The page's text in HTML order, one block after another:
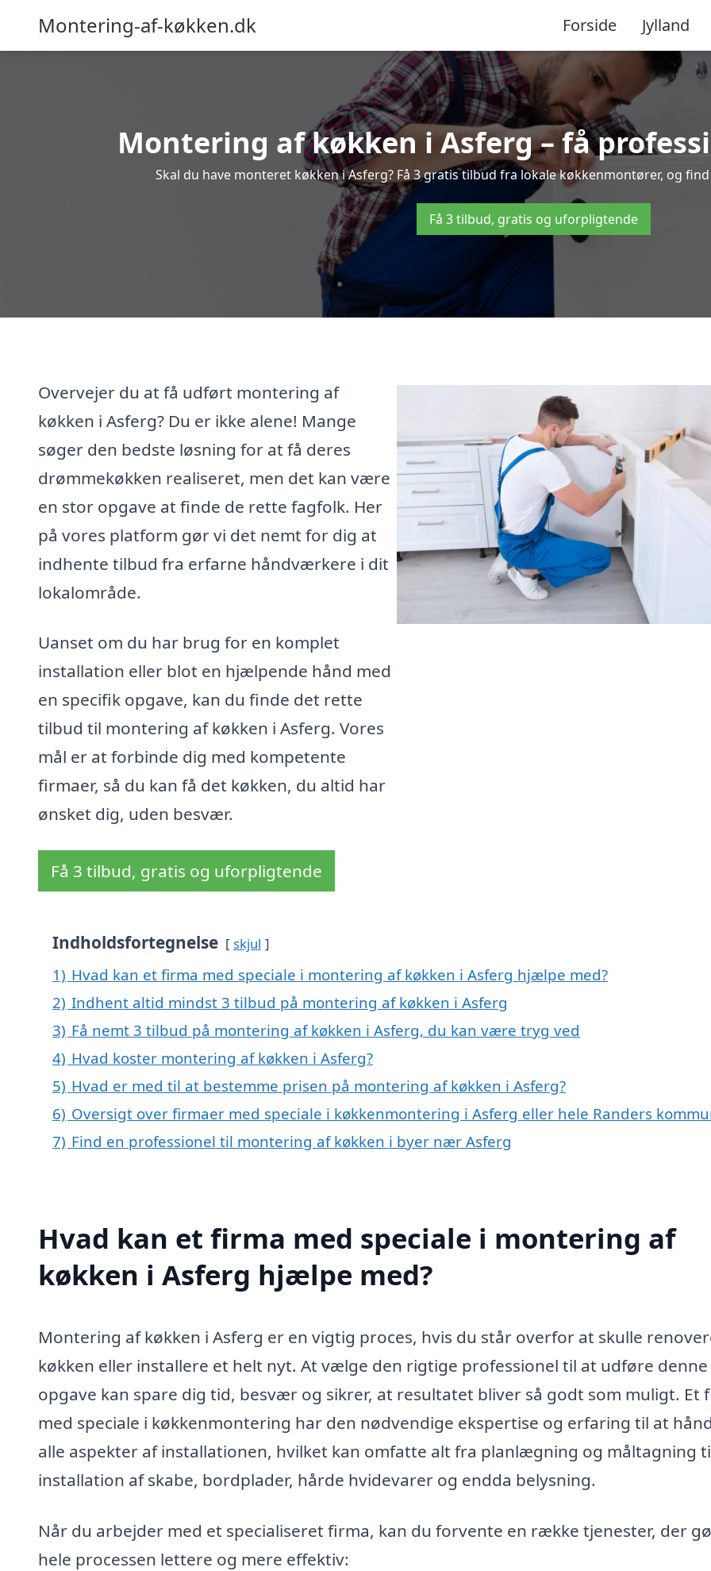
Montering-af-køkken.dk Forside Jylland
Montering af køkken i Asferg – få
Skal du have monteret køkken i Asferg? Få 3 gratis tilbud fra lokale køkkenmontører, og
Få 3 tilbud, gratis og uforpligtende
Overvejer du at få udført montering af
køkken i Asferg? Du er ikke alene! Mange
søger den bedste løsning for at få deres
drømmekøkken realiseret, men det kan være
en stor opgave at finde de rette fagfolk. Her
på vores platform gør vi det nemt for dig at
indhente tilbud fra erfarne håndværkere i dit
lokalområde.
Uanset om du har brug for en komplet
installation eller blot en hjælpende hånd med
en specifik opgave, kan du finde det rette
tilbud til montering af køkken i Asferg. Vores
mål er at forbinde dig med kompetente
firmaer, så du kan få det køkken, du altid har
ønsket dig, uden besvær.
Få 3 tilbud, gratis og uforpligtende
Indholdsfortegnelse skjul
1) Hvad kan et firma med speciale i montering af køkken i Asferg hjælpe med?
2) Indhent altid mindst 3 tilbud på montering af køkken i Asferg
3) Få nemt 3 tilbud på montering af køkken i Asferg, du kan være tryg ved
4) Hvad koster montering af køkken i Asferg?
5) Hvad er med til at bestemme prisen på montering af køkken i Asferg?
6) Oversigt over firmaer med speciale i køkkenmontering i Asferg eller hele Randers
7) Find en professionel til montering af køkken i byer nær Asferg
Hvad kan et firma med speciale i montering af
køkken i Asferg hjælpe med?
Montering af køkken i Asferg er en vigtig proces, hvis du står overfor at skulle
køkken eller installere et helt nyt. At vælge den rigtige professionel til at udføre denne
opgave kan spare dig tid, besvær og sikrer, at resultatet bliver så godt som muligt. Et
med speciale i køkkenmontering har den nødvendige ekspertise og erfaring til at
alle aspekter af installationen, hvilket kan omfatte alt fra planlægning og måltagning
installation af skabe, bordplader, hårde hvidevarer og endda belysning.
Når du arbejder med et specialiseret firma, kan du forvente en række tjenester, der
hele processen lettere og mere effektiv: